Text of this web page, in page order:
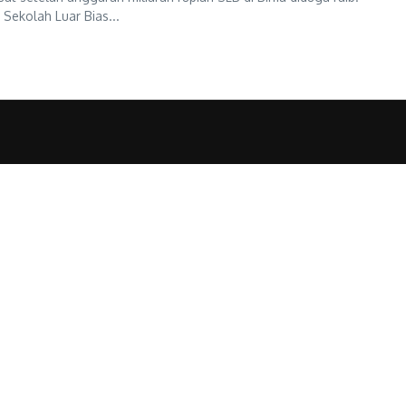
Luar Bias...